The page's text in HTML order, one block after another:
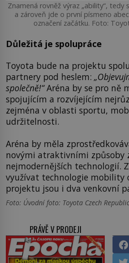
Znamená rovněž výraz „ability“,
a zároveň jde o první písmeno
označení začátku. Foto:
Důležitá je spolupráce
Toyota bude na projektu
partnery pod heslem:
společně!“Aréna by se pro ně
spojujícím a rozvíjejícím
zejména v oblasti sportu,
udržitelnosti.
Aréna by měla
novými atraktivními způsoby
nejmodernějších technologií.
využívat technologie mobility
projektu jsou i dva venkovní
Foto: Úvodní foto: Toyota Czech Republic
PRÁVĚ V PRODEJI